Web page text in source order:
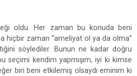
oldu. Her zaman bu konuda beni
hiçbir zaman “ameliyat ol ya da olma”
söylediler. Bunun ne kadar doğru
seçimi kendim yapmışım, iyi ki kimse
biri beni etkilemiş olsaydı eminim ki